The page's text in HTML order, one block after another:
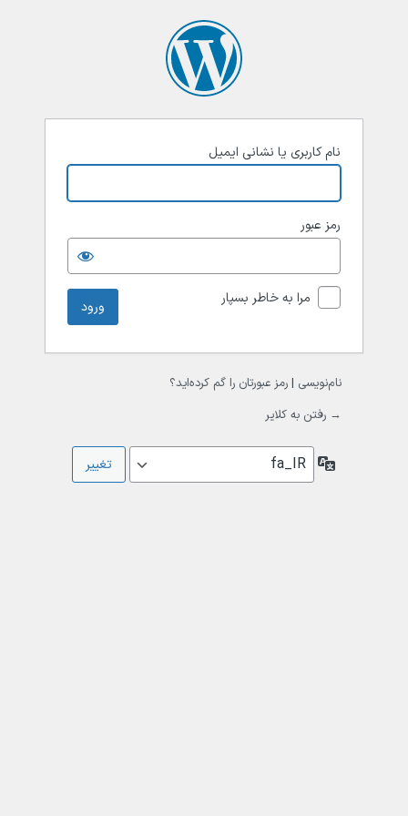
نام کاربری یا نشانی ایمیل
رمز عبور
مرا به خاطر بسپار
نام‌نویسی | رمز عبورتان را گم کرده‌اید؟
→ رفتن به کلایر
زبان